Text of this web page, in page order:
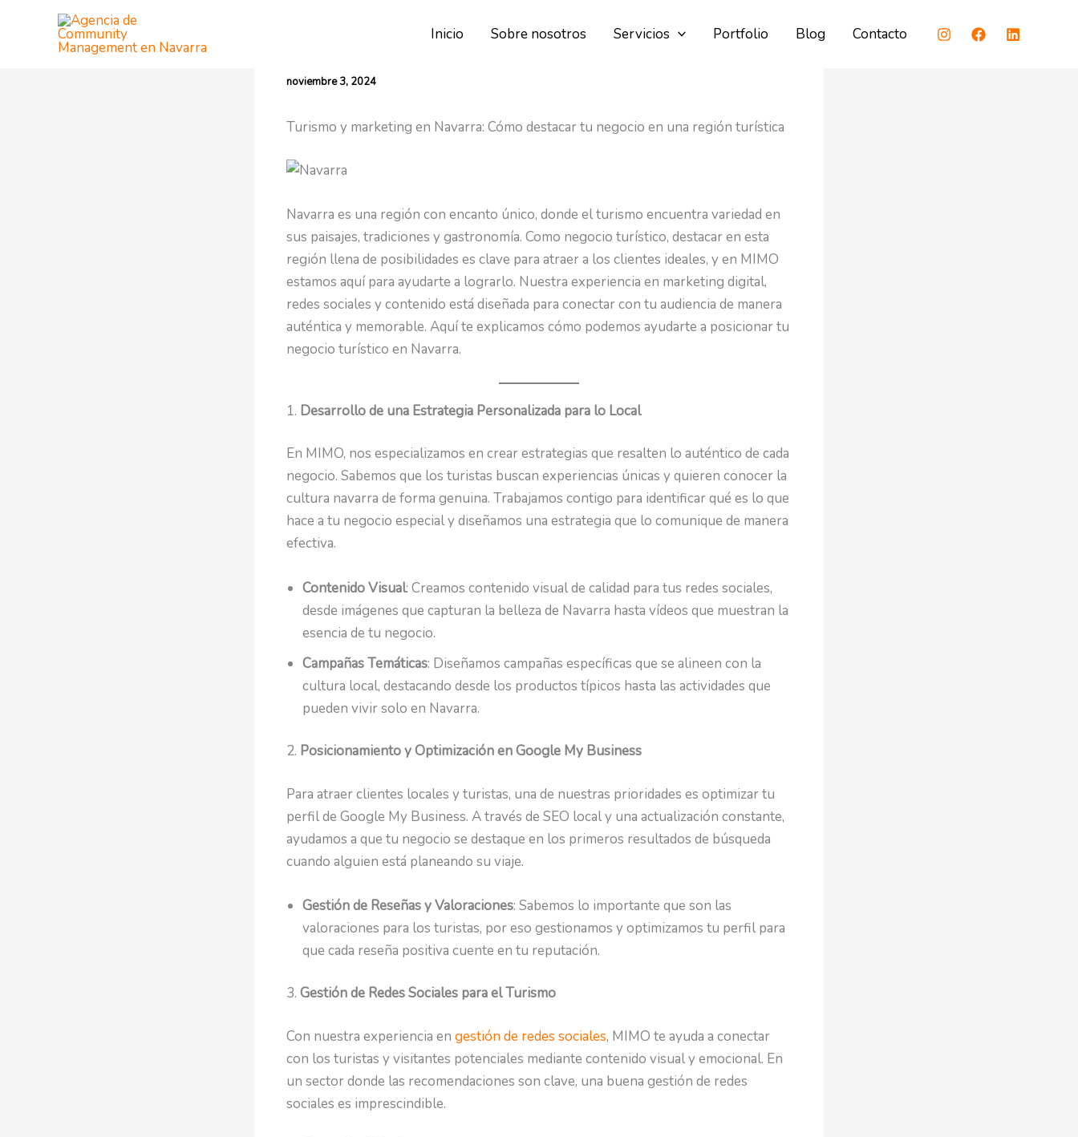
contenido
Inicio Sobre nosotros Servicios Portfolio Blog Contacto
noviembre 3, 2024
Turismo y marketing en Navarra: Cómo destacar tu negocio en una región turística
Navarra es una región con encanto único, donde el turismo encuentra variedad en
sus paisajes, tradiciones y gastronomía. Como negocio turístico, destacar en esta
región llena de posibilidades es clave para atraer a los clientes ideales, y en MIMO
estamos aquí para ayudarte a lograrlo. Nuestra experiencia en marketing digital,
redes sociales y contenido está diseñada para conectar con tu audiencia de manera
auténtica y memorable. Aquí te explicamos cómo podemos ayudarte a posicionar tu
negocio turístico en Navarra.
1. Desarrollo de una Estrategia Personalizada para lo Local
En MIMO, nos especializamos en crear estrategias que resalten lo auténtico de cada
negocio. Sabemos que los turistas buscan experiencias únicas y quieren conocer la
cultura navarra de forma genuina. Trabajamos contigo para identificar qué es lo que
hace a tu negocio especial y diseñamos una estrategia que lo comunique de manera
efectiva.
Contenido Visual: Creamos contenido visual de calidad para tus redes sociales,
desde imágenes que capturan la belleza de Navarra hasta vídeos que muestran la
esencia de tu negocio.
Campañas Temáticas: Diseñamos campañas específicas que se alineen con la
cultura local, destacando desde los productos típicos hasta las actividades que
pueden vivir solo en Navarra.
2. Posicionamiento y Optimización en Google My Business
Para atraer clientes locales y turistas, una de nuestras prioridades es optimizar tu
perfil de Google My Business. A través de SEO local y una actualización constante,
ayudamos a que tu negocio se destaque en los primeros resultados de búsqueda
cuando alguien está planeando su viaje.
Gestión de Reseñas y Valoraciones: Sabemos lo importante que son las
valoraciones para los turistas, por eso gestionamos y optimizamos tu perfil para
que cada reseña positiva cuente en tu reputación.
3. Gestión de Redes Sociales para el Turismo
Con nuestra experiencia en gestión de redes sociales, MIMO te ayuda a conectar
con los turistas y visitantes potenciales mediante contenido visual y emocional. En
un sector donde las recomendaciones son clave, una buena gestión de redes
sociales es imprescindible.